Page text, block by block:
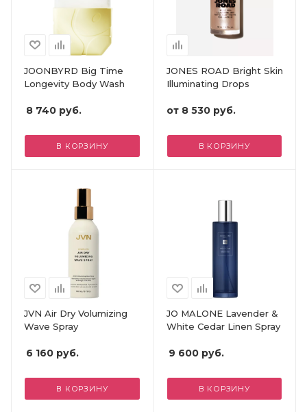
JOONBYRD Big Time
Longevity Body Wash
8 740 руб.
В КОРЗИНУ
JONES ROAD Bright Skin
Illuminating Drops
от 8 530 руб.
В КОРЗИНУ
JVN Air Dry Volumizing
Wave Spray
6 160 руб.
В КОРЗИНУ
JO MALONE Lavender &
White Cedar Linen Spray
9 600руб.
В КОРЗИНУ